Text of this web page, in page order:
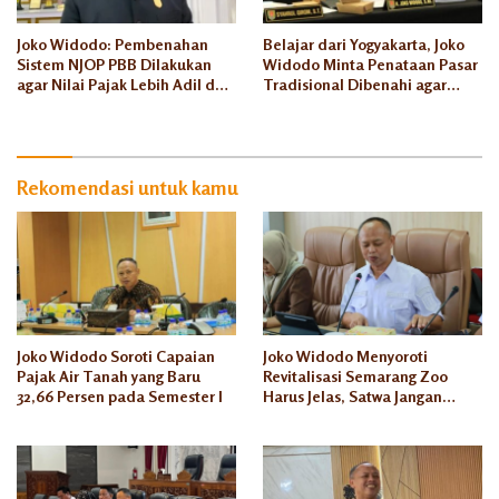
Joko Widodo: Pembenahan
Sistem NJOP PBB Dilakukan
agar Nilai Pajak Lebih Adil dan
Belajar dari Yogyakarta, Joko
Widodo Minta Penataan Pasar
Tradisional Dibenahi agar
Rekomendasi untuk kamu
Joko Widodo Soroti Capaian
Pajak Air Tanah yang Baru
32,66 Persen pada Semester I
Joko Widodo Menyoroti
Revitalisasi Semarang Zoo
Harus Jelas, Satwa Jangan